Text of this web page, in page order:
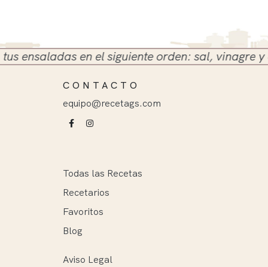
en el siguiente orden: sal, vinagre y
CONTACTO
equipo@recetags.com
Todas las Recetas
Recetarios
Favoritos
Blog
Aviso Legal